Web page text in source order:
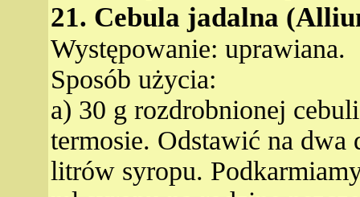
21. Cebula jadalna
Występowanie: uprawiana.
Sposób użycia:
a) 30 g rozdrobnionej
termosie. Odstawić na dwa
litrów syropu.